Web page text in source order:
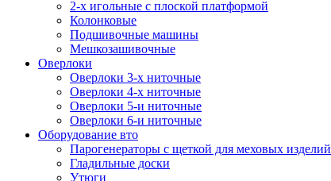
2-х игольные с плоской платформой
Колонковые
Подшивочные машины
Мешкозашивочные
Оверлоки
Оверлоки 3-х ниточные
Оверлоки 4-х ниточные
Оверлоки 5-и ниточные
Оверлоки 6-и ниточные
Оборудование вто
Парогенераторы с щеткой для меховых изделий
Гладильные доски
Утюги